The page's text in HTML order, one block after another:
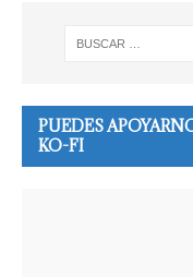
PUEDES
KO-FI